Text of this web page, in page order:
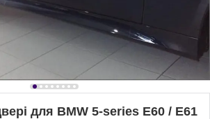
для BMW 5-series E60 / E61